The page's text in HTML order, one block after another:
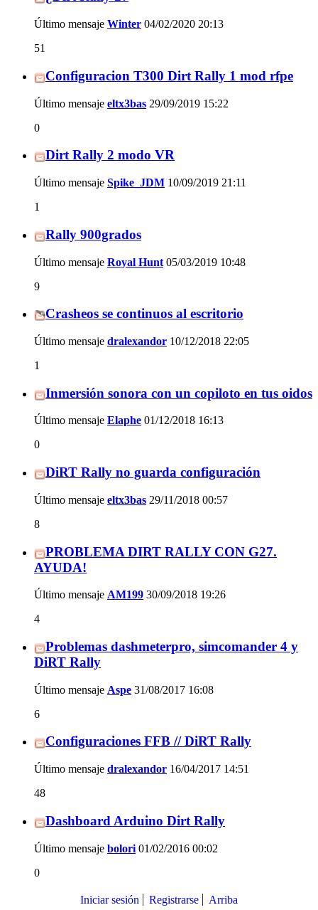
Último mensaje Winter 04/02/2020 20:13
51
Configuracion T300 Dirt Rally 1 mod rfpe
Último mensaje eltx3bas 29/09/2019 15:22
0
Dirt Rally 2 modo VR
Último mensaje Spike_JDM 10/09/2019 21:11
1
Rally 900grados
Último mensaje Royal Hunt 05/03/2019 10:48
9
Crasheos se continuos al escritorio
Último mensaje dralexandor 10/12/2018 22:05
1
Inmersión sonora con un copiloto en tus oidos
Último mensaje Elaphe 01/12/2018 16:13
0
DiRT Rally no guarda configuración
Último mensaje eltx3bas 29/11/2018 00:57
8
PROBLEMA DIRT RALLY CON G27.
AYUDA!
Último mensaje AM199 30/09/2018 19:26
4
Problemas dashmeterpro, simcomander 4 y
DiRT Rally
Último mensaje Aspe 31/08/2017 16:08
6
Configuraciones FFB // DiRT Rally
Último mensaje dralexandor 16/04/2017 14:51
48
Dashboard Arduino Dirt Rally
Último mensaje bolori 01/02/2016 00:02
0
Iniciar sesión Registrarse Arriba